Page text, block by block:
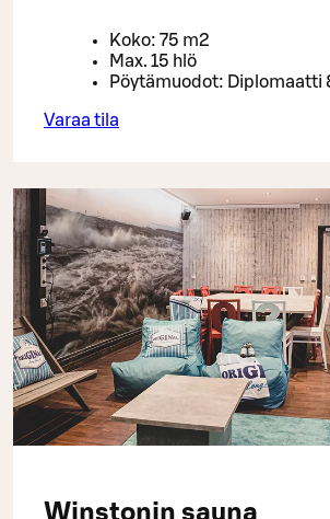
Koko: 75 m2
Max. 15 hlö
Pöytämuodot: Diplomaatti
Varaa tila